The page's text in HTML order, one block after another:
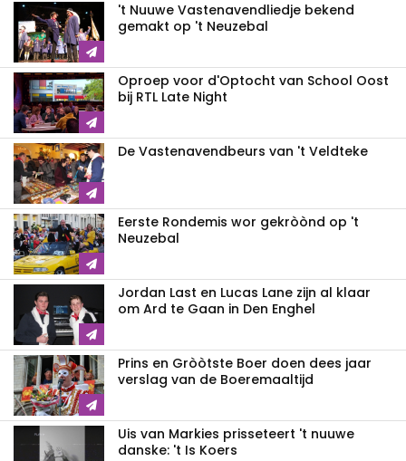
't Nuuwe Vastenavendliedje bekend
gemakt op 't Neuzebal
Oproep voor d'Optocht van School Oost
bij RTL Late Night
De Vastenavendbeurs van 't Veldteke
Eerste Rondemis wor gekròònd op 't
Neuzebal
Jordan Last en Lucas Lane zijn al klaar
om Ard te Gaan in Den Enghel
Prins en Gròòtste Boer doen dees jaar
verslag van de Boeremaaltijd
Uis van Markies prisseteert 't nuuwe
danske: 't Is Koers